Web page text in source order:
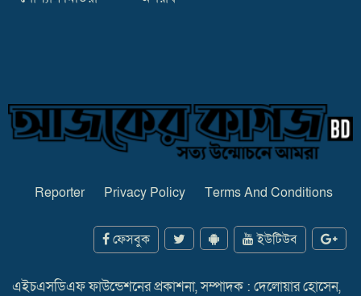
Reporter Privacy Policy Terms And Conditions
ফেসবুক ইউটিউব
এইচএসডিএফ ফাউন্ডেশনের প্রকাশনা, সম্পাদক : দেলোয়ার হোসেন,